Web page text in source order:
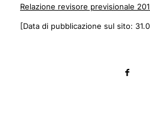
Relazione revisore previsionale
[Data di pubblicazione sul sito: